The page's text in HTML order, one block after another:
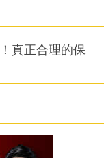
真正合理的保